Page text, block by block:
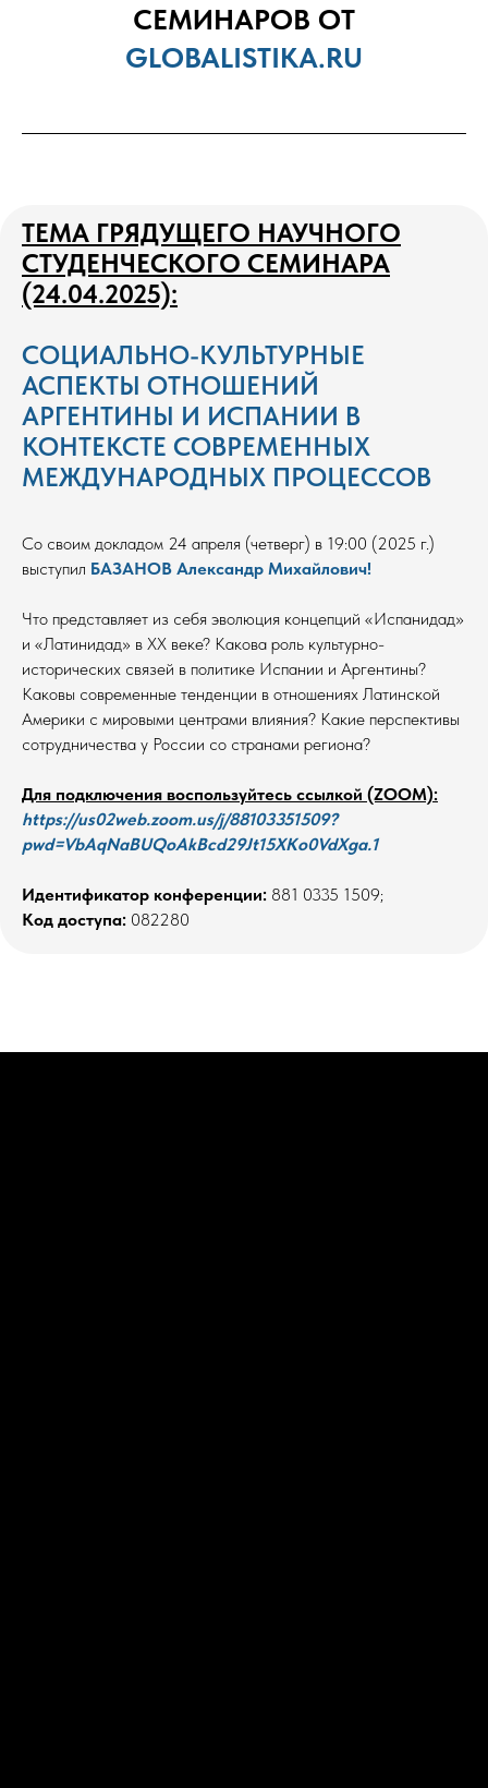
СЕМИНАРОВ ОТ
GLOBALISTIKA.RU
ТЕМА ГРЯДУЩЕГО НАУЧНОГО
СТУДЕНЧЕСКОГО СЕМИНАРА
(24.04.2025):
СОЦИАЛЬНО-КУЛЬТУРНЫЕ
АСПЕКТЫ ОТНОШЕНИЙ
АРГЕНТИНЫ И ИСПАНИИ В
КОНТЕКСТЕ СОВРЕМЕННЫХ
МЕЖДУНАРОДНЫХ ПРОЦЕССОВ
Со своим докладом 24 апреля (четверг) в 19:00 (2025 г.)
выступил БАЗАНОВ Александр Михайлович!
Что представляет из себя эволюция концепций «Испанидад»
и «Латинидад» в XX веке? Какова роль культурно-
исторических связей в политике Испании и Аргентины?
Каковы современные тенденции в отношениях Латинской
Америки с мировыми центрами влияния? Какие перспективы
сотрудничества у России со странами региона?
Для подключения воспользуйтесь ссылкой (ZOOM):
https://us02web.zoom.us/j/88103351509?
pwd=VbAqNaBUQoAkBcd29Jt15XKo0VdXga.1
Идентификатор конференции: 881 0335 1509;
Код доступа: 082280